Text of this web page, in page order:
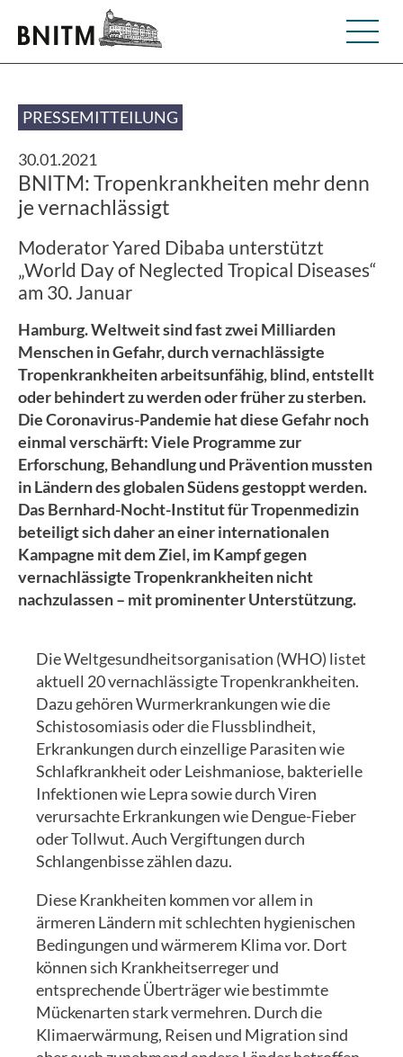
PRESSEMITTEILUNG
30.01.2021
BNITM: Tropenkrankheiten mehr denn
je vernachlässigt
Moderator Yared Dibaba unterstützt
„World Day of Neglected Tropical Diseases“
am 30. Januar
Hamburg. Weltweit sind fast zwei Milliarden
Menschen in Gefahr, durch vernachlässigte
Tropenkrankheiten arbeitsunfähig, blind, entstellt
oder behindert zu werden oder früher zu sterben.
Die Coronavirus-Pandemie hat diese Gefahr noch
einmal verschärft: Viele Programme zur
Erforschung, Behandlung und Prävention mussten
in Ländern des globalen Südens gestoppt werden.
Das Bernhard-Nocht-Institut für Tropenmedizin
beteiligt sich daher an einer internationalen
Kampagne mit dem Ziel, im Kampf gegen
vernachlässigte Tropenkrankheiten nicht
nachzulassen – mit prominenter Unterstützung.
Die Weltgesundheitsorganisation (WHO) listet
aktuell 20 vernachlässigte Tropenkrankheiten.
Dazu gehören Wurmerkrankungen wie die
Schistosomiasis oder die Flussblindheit,
Erkrankungen durch einzellige Parasiten wie
Schlafkrankheit oder Leishmaniose, bakterielle
Infektionen wie Lepra sowie durch Viren
verursachte Erkrankungen wie Dengue-Fieber
oder Tollwut. Auch Vergiftungen durch
Schlangenbisse zählen dazu.
Diese Krankheiten kommen vor allem in
ärmeren Ländern mit schlechten hygienischen
Bedingungen und wärmerem Klima vor. Dort
können sich Krankheitserreger und
entsprechende Überträger wie bestimmte
Mückenarten stark vermehren. Durch die
Klimaerwärmung, Reisen und Migration sind